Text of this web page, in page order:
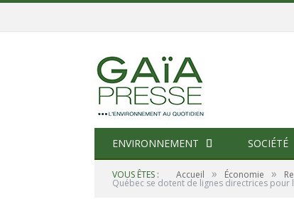
ENVIRONNEMENT SOCIÉTÉ
VOUS ÊTES : Accueil » Économie »
Québec se dotent de lignes directrices pour